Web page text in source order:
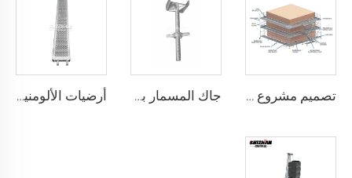
تصميم مشروع نظام سقالات البناء جاك المسمار برأس على شكل U أرضيات الألومنيوم للسقالات